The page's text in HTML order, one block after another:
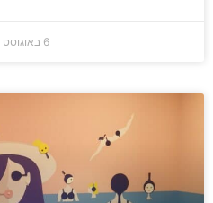
6 באוגוסט 2026